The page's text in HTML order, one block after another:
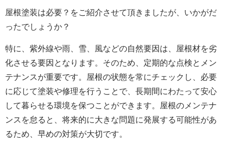
屋根塗装は必要？ をご紹介させて頂きましたが、いかがだ
ったでしょうか？
特に、紫外線や雨、雪、風などの自然要因は、屋根材を劣
化させる要因となります。そのため、定期的な点検とメン
テナンスが重要です。屋根の状態を常にチェックし、必要
に応じて塗装や修理を行うことで、長期間にわたって安心
して暮らせる環境を保つことができます。屋根のメンテナ
ンスを怠ると、将来的に大きな問題に発展する可能性があ
るため、早めの対策が大切です。